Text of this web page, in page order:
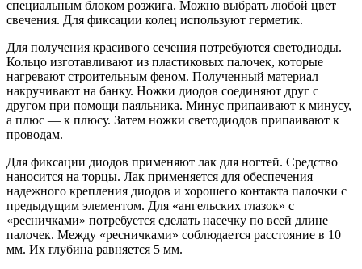
специальным блоком розжига. Можно выбрать любой цвет
свечения. Для фиксации колец используют герметик.
Для получения красивого сечения потребуются светодиоды.
Кольцо изготавливают из пластиковых палочек, которые
нагревают строительным феном. Полученный материал
накручивают на банку. Ножки диодов соединяют друг с
другом при помощи паяльника. Минус припаивают к минусу,
а плюс — к плюсу. Затем ножки светодиодов припаивают к
проводам.
Для фиксации диодов применяют лак для ногтей. Средство
наносится на торцы. Лак применяется для обеспечения
надежного крепления диодов и хорошего контакта палочки с
предыдущим элементом. Для «ангельских глазок» с
«ресничками» потребуется сделать насечку по всей длине
палочек. Между «ресничками» соблюдается расстояние в 10
мм. Их глубина равняется 5 мм.